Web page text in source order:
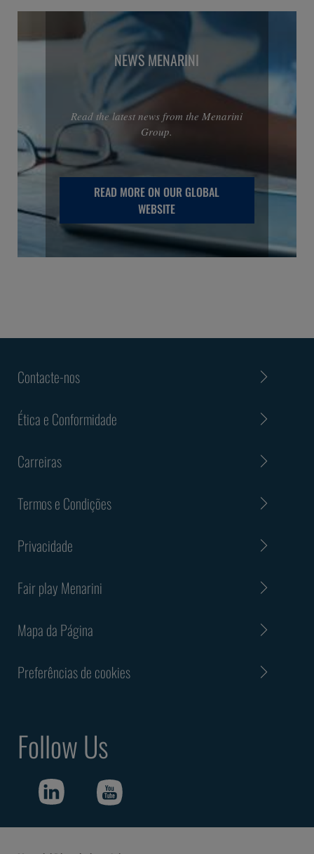
NEWS MENARINI
Read the latest news from the Menarini
Group.
READ MORE ON OUR GLOBAL
WEBSITE
Contacte-nos
Ética e Conformidade
Carreiras
Termos e Condições
Privacidade
Fair play Menarini
Mapa da Página
Preferências de cookies
Follow Us